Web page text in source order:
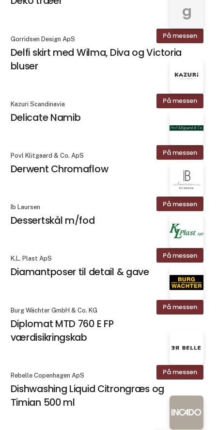
På messen
g
Gorridsen Design ApS
Delfi skirt med Wilma, Diva og Victoria
bluser
På messen
Kazuri Scandinavia
Delicate Namib
På messen
Povl Klitgaard & Co. ApS
Derwent Chromaflow
På messen
Ib Laursen
Dessertskål m/fod
På messen
K.L. Plast ApS
Diamantposer til detail & gave
På messen
Burg Wächter GmbH & Co. KG
Diplomat MTD 760 E FP
værdisikringskab
På messen
Rebelle Copenhagen ApS
Dishwashing Liquid Citrongræs og
Timian 500 ml